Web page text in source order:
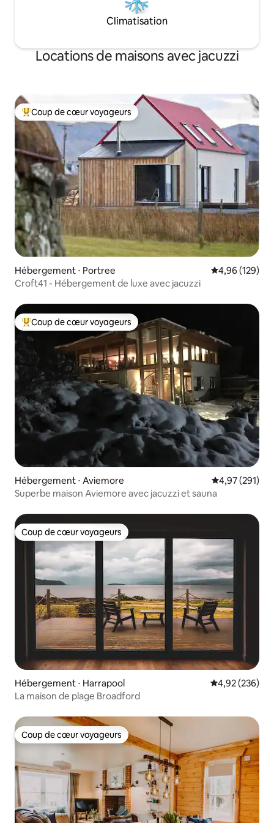
Climatisation
Locations de maisons avec jacuzzi
Coups de cœur voyageurs les plus appréciés
Coup de cœur voyageurs
Hébergement ⋅ Portree Évaluation
4,96 (129)
Croft41 - Hébergement de luxe avec jacuzzi
Coups de cœur voyageurs les plus appréciés
Coup de cœur voyageurs
Hébergement ⋅ Aviemore Évaluation
4,97 (291)
Superbe maison Aviemore avec jacuzzi et sauna
Coup de cœur voyageurs
Coup de cœur voyageurs
Hébergement ⋅ Harrapool Évaluation
4,92 (236)
La maison de plage Broadford
Coup de cœur voyageurs
Coup de cœur voyageurs